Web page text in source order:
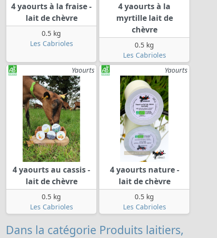
4 yaourts à la fraise -
lait de chèvre
0.5 kg
Les Cabrioles
4 yaourts à la
myrtille lait de
chèvre
0.5 kg
Les Cabrioles
Yaourts
4 yaourts au cassis -
lait de chèvre
0.5 kg
Les Cabrioles
Yaourts
4 yaourts nature -
lait de chèvre
0.5 kg
Les Cabrioles
Dans la catégorie Produits laitiers,